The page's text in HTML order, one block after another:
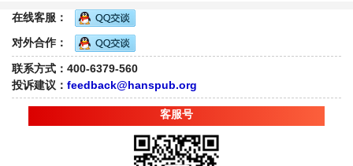
在线客服：
对外合作：
联系方式：400-6379-560
投诉建议： feedback@hanspub.org
客服号